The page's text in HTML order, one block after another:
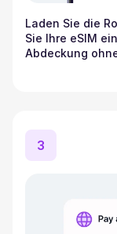
Laden Sie die
Sie Ihre eSIM
Abdeckung
3